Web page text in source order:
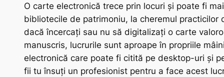
O carte electronică trece prin locuri și poate fi
bibliotecile de patrimoniu, la cheremul
dacă încercați sau nu să digitalizați o carte
manuscris, lucrurile sunt aproape în propriile
electronică care poate fi citită pe desktop-uri și
fii tu însuți un profesionist pentru a face acest